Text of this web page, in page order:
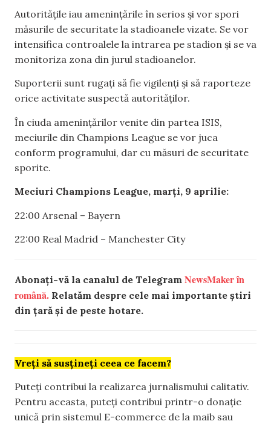
Autoritățile iau amenințările în serios și vor spori
măsurile de securitate la stadioanele vizate. Se vor
intensifica controalele la intrarea pe stadion și se va
monitoriza zona din jurul stadioanelor.
Suporterii sunt rugați să fie vigilenți și să raporteze
orice activitate suspectă autorităților.
În ciuda amenințărilor venite din partea ISIS,
meciurile din Champions League se vor juca
conform programului, dar cu măsuri de securitate
sporite.
Meciuri Champions League, marți, 9 aprilie:
22:00 Arsenal – Bayern
22:00 Real Madrid – Manchester City
Abonați-vă la canalul de Telegram NewsMaker în
română. Relatăm despre cele mai importante știri
din țară și de peste hotare.
Vreți să susțineți ceea ce facem?
Puteți contribui la realizarea jurnalismului calitativ.
Pentru aceasta, puteți contribui printr-o donație
unică prin sistemul E-commerce de la maib sau